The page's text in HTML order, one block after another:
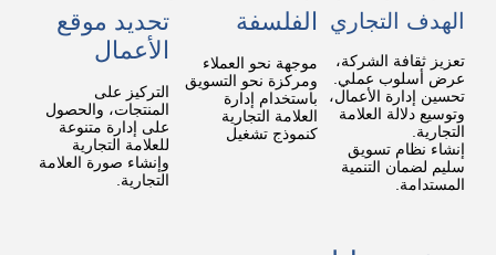
الهدف التجاري
تعزيز ثقافة الشركة،
عرض أسلوب عملي.
تحسين إدارة الأعمال،
وتوسيع دلالة العلامة
التجارية.
إنشاء نظام تسويق
سليم لضمان التنمية
الفلسفة
موجهة نحو العملاء
ومركزة نحو التسويق
باستخدام إدارة
العلامة التجارية
تحديد موقع
الأعمال
التركيز على
المنتجات، والحصول
على إدارة متنوعة
للعلامة التجارية
وإنشاء صورة العلامة